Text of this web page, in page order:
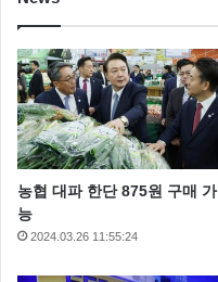
농협 대파 한단 875원 구매 가
능
2024.03.26 11:55:24